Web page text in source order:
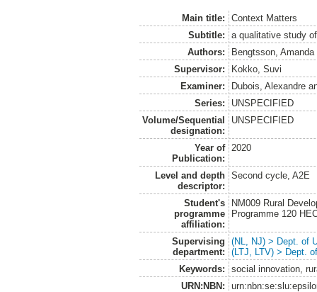
Main title:
Context Matters
Subtitle:
a qualitative study
Authors:
Bengtsson, Amanda
Supervisor:
Kokko, Suvi
Examiner:
Dubois, Alexandre
Series:
UNSPECIFIED
Volume/Sequential
designation:
UNSPECIFIED
Year of
Publication:
2020
Level and depth
descriptor:
Second cycle, A2E
Student's
programme
affiliation:
NM009 Rural
Programme 120
Supervising
department:
(NL, NJ) > Dept. of
(LTJ, LTV) > Dept.
Keywords:
social innovation,
URN:NBN: